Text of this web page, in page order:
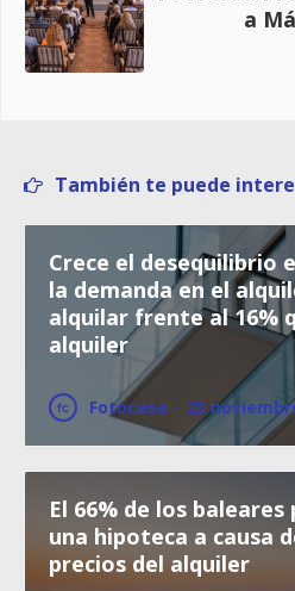
a
También te puede
Crece el desequilibrio
la demanda en el
alquilar frente al 16%
alquiler
Fotocasa · 23
El 66% de los
una hipoteca a causa
precios del alquiler